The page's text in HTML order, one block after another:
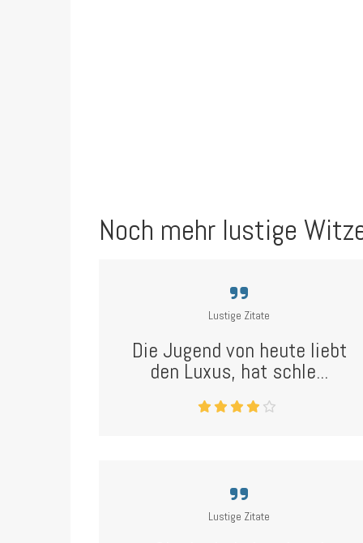
Noch mehr lustige
Lustige Zitate
Die Jugend von heute liebt
den Luxus, hat schle...
Lustige Zitate